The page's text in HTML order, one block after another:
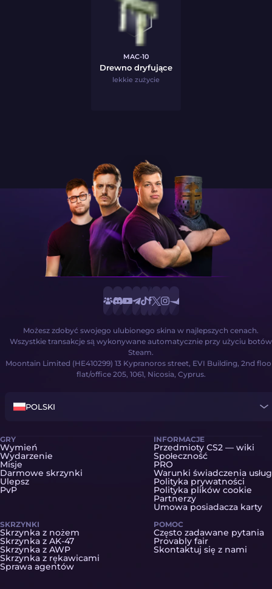
MAC-10
Drewno dryfujące
lekkie zużycie
Możesz zdobyć swojego ulubionego skina w najlepszych cenach.
Wszystkie transakcje są wykonywane automatycznie przy użyciu botów
Steam.
Moontain Limited (HE410299) 13 Kypranoros street, EVI Building, 2nd
flat/office 205, 1061, Nicosia, Cyprus.
POLSKI
GRY
Wymień
Wydarzenie
Misje
Darmowe skrzynki
Ulepsz
PvP
SKRZYNKI
Skrzynka z nożem
Skrzynka z AK-47
Skrzynka z AWP
Skrzynka z rękawicami
Sprawa agentów
INFORMACJE
Przedmioty CS2 — wiki
Społeczność
PRO
Warunki świadczenia usług
Polityka prywatności
Polityka plików cookie
Partnerzy
Umowa posiadacza karty
POMOC
Często zadawane pytania
Provably fair
Skontaktuj się z nami